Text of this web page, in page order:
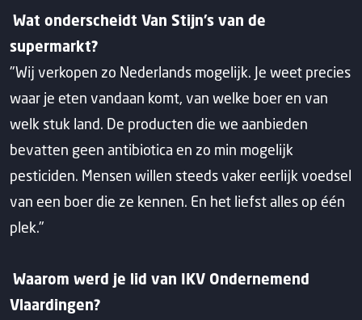
Wat onderscheidt Van Stijn’s van de
supermarkt?
"Wij verkopen zo Nederlands mogelijk. Je weet precies
waar je eten vandaan komt, van welke boer en van
welk stuk land. De producten die we aanbieden
bevatten geen antibiotica en zo min mogelijk
pesticiden. Mensen willen steeds vaker eerlijk voedsel
van een boer die ze kennen. En het liefst alles op één
plek."
Waarom werd je lid van IKV Ondernemend
Vlaardingen?